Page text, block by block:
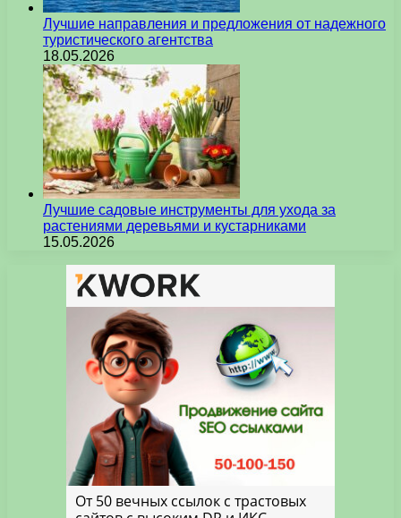
Лучшие направления и предложения от надежного
туристического агентства
18.05.2026
Лучшие садовые инструменты для ухода за
растениями деревьями и кустарниками
15.05.2026